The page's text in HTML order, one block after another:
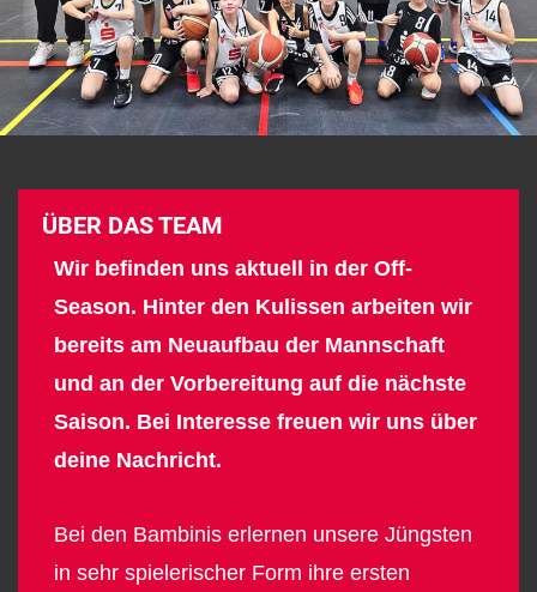
ÜBER DAS TEAM
Wir befinden uns aktuell in der Off-
Season. Hinter den Kulissen arbeiten wir
bereits am Neuaufbau der Mannschaft
und an der Vorbereitung auf die nächste
Saison. Bei Interesse freuen wir uns über
deine Nachricht.
Bei den Bambinis erlernen unsere Jüngsten
in sehr spielerischer Form ihre ersten